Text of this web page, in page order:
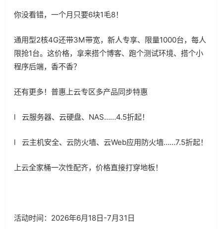
你没看错，一个月只要6块1毛8！
通用型2核4G还带3M带宽，新人专享、限量1000台，每人
限抢1台。这价格，拿来搭个博客、跑个测试环境、搭个小
程序后端，香不香？
还有更多！普惠上云专区多产品同步特惠
l 云服务器、云硬盘、 NAS……4.5折起！
l 云主机安全、云防火墙、云Web应用防火墙……7.5折起！
上云全家桶一次性配齐，价格直接打穿地板！
活动时间： 2026年6月 18日 -7月 31 日